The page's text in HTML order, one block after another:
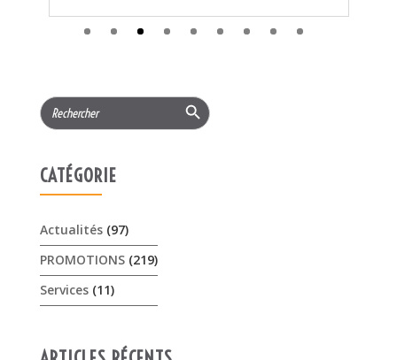
CATÉGORIE
PROMOTIONS
𝟏𝟓% 𝐝𝐞 𝐫𝐞𝐦𝐢𝐬𝐞 cet été sur les …
3 août 2026